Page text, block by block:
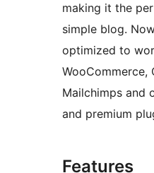
making it the
simple blog.
optimized to
WooCommerce,
Mailchimps and
and premium
Features